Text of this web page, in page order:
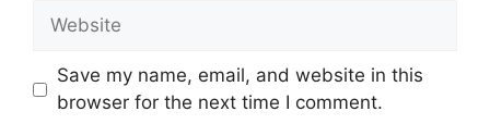
Website
Save my name, email, and website in this
browser for the next time I comment.